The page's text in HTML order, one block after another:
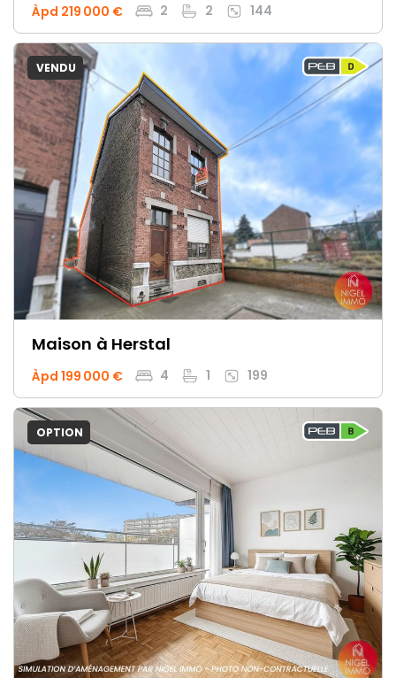
Àpd 219 000 € 2 2 144
VENDU
Maison à Herstal
Àpd 199 000 € 4 1 199
OPTION